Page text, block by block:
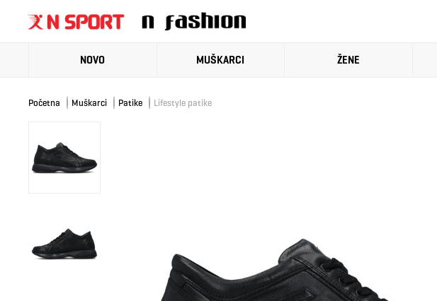
NOVO MUŠKARCI ŽENE
Početna Muškarci Patike Lifestyle patike